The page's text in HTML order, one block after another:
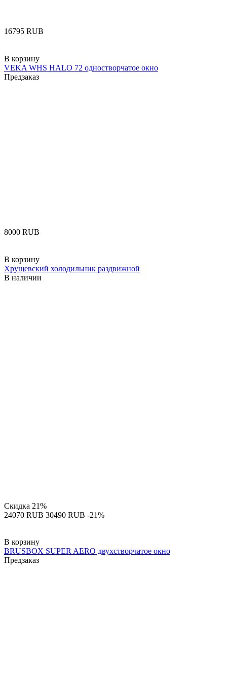
‍16795‍ RUB
В корзину
VEKA WHS HALO 72 одностворчатое окно
Предзаказ
‍8000‍ RUB
В корзину
Хрущевский холодильник раздвижной
В наличии
Скидка 21%
‍24070‍ RUB ‍30490‍ RUB -21%
В корзину
BRUSBOX SUPER AERO двухстворчатое окно
Предзаказ